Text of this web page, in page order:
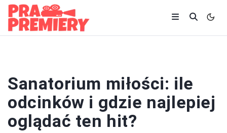
Sanatorium miłości: ile
odcinków i gdzie najlepiej
oglądać ten hit?